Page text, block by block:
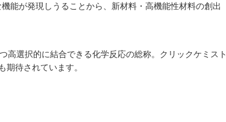
能が発現しうることから、新材料・⾼機能性材料の創出
⾼選択的に結合できる化学反応の総称。クリックケミスト
待されています。